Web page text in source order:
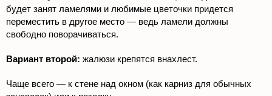
будет занят ламелями и любимые цветочки придется
переместить в другое место — ведь ламели должны
свободно поворачиваться.
Вариант второй: жалюзи крепятся внахлест.
Чаще всего — к стене над окном (как карниз для обычных